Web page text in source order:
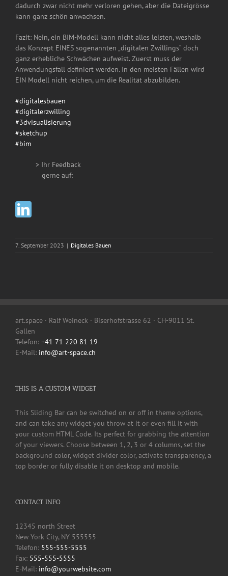
dadurch zwar nicht mehr verloren gehen, aber die Dateigrösse
kann ganz schön anwachsen.
Fazit: Nein, ein BIM-Modell kann nicht alles leisten, weshalb
das Konzept EINES sogenannten „digitalen Zwillings“ doch
ganz erhebliche Schwächen aufweist. Zuerst muss der
Anwendungsfall definiert werden. In den meisten Fällen wird
EIN Modell nicht reichen, um die Realität abzubilden.
#digitalesbauen
#digitalerzwilling
#3dvisualisierung
#sketchup
#bim
> Ihr Feedback
gerne auf:
7. September 2023 | Digitales Bauen
art.space · Ralf Weineck · Biserhofstrasse 62 · CH-9011 St.
Gallen
Telefon: +41 71 220 81 19
E-Mail: info@art-space.ch
THIS IS A CUSTOM WIDGET
This Sliding Bar can be switched on or off in theme options,
and can take any widget you throw at it or even fill it with
your custom HTML Code. Its perfect for grabbing the attention
of your viewers. Choose between 1, 2, 3 or 4 columns, set the
background color, widget divider color, activate transparency, a
top border or fully disable it on desktop and mobile.
CONTACT INFO
12345 north Street
New York City, NY 555555
Telefon: 555-555-5555
Fax: 555-555-5555
E-Mail: info@yourwebsite.com